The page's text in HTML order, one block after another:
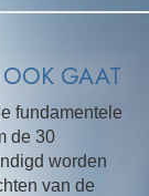
OOK GAAT
fundamentele
de 30
worden
van de